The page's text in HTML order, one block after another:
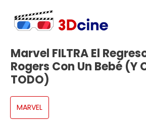
Marvel FILTRA El
Rogers Con Un Bebé (y
TODO)
MARVEL